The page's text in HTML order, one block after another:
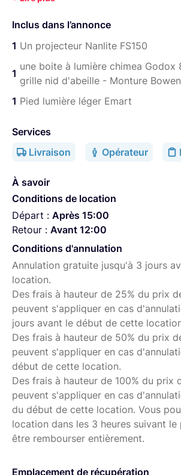
Content et nous proposons à la location
N’hésitez pas à nous contacter si vous
questions pour choisir le matériel
ou des besoins spécifiques (accessoires
opérateur, etc.)
Découvrez le reste de notre matériel
https://www.lightyshare.com/public/
Inclus dans l’annonce
1 Un projecteur Nanlite FS150
1
une boite à lumière chimea Godox
grille nid d'abeille - Monture
1 Pied lumière léger Emart
Services
Livraison
Opérateur
À savoir
Conditions de location
Départ : Après 15:00
Retour : Avant 12:00
Conditions d'annulation
Annulation gratuite jusqu'à 3 jours
location.
Des frais à hauteur de 25% du prix
peuvent s'appliquer en cas
jours avant le début de cette
Des frais à hauteur de 50% du prix
peuvent s'appliquer en cas
début de cette location.
Des frais à hauteur de 100% du prix
peuvent s'appliquer en cas
du début de cette location. Vous
location dans les 3 heures suivant le
être rembourser entièrement.
Emplacement de récupération